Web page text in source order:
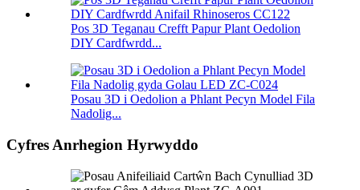
Pos 3D Teganau Crefft Papur Plant Oedolion
DIY Cardfwrdd...
Posau 3D i Oedolion a Phlant Pecyn Model Fila
Nadolig...
Cyfres Anrhegion Hyrwyddo